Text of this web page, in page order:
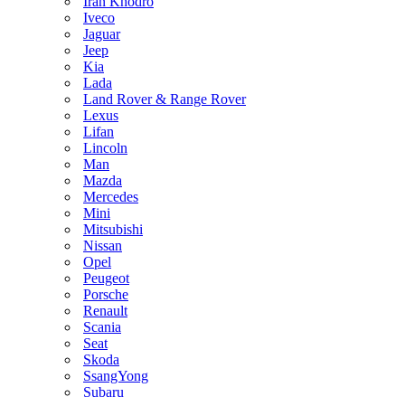
Iveco
Jaguar
Jeep
Kia
Lada
Land Rover & Range Rover
Lexus
Lifan
Lincoln
Man
Mazda
Mercedes
Mini
Mitsubishi
Nissan
Opel
Peugeot
Porsche
Renault
Scania
Seat
Skoda
SsangYong
Subaru